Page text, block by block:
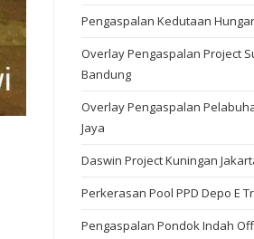
Pengaspalan Kedutaan
Overlay Pengaspalan Project
Bandung
Overlay Pengaspalan
Jaya
Daswin Project Kuningan
Perkerasan Pool PPD Depo E
Pengaspalan Pondok Indah